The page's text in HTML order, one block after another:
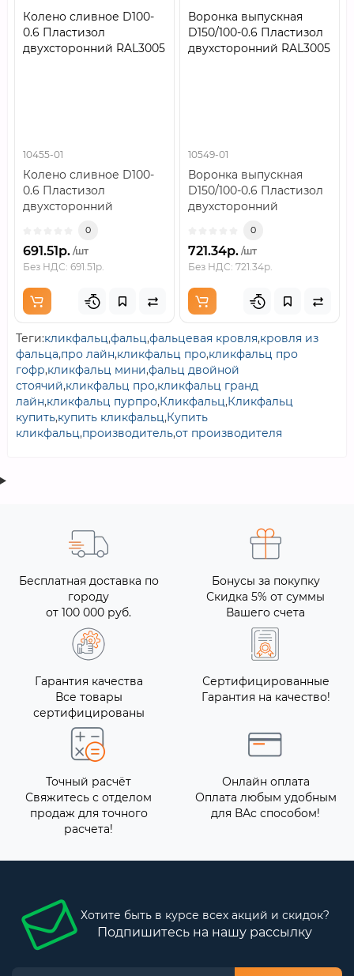
Колено сливное D100-
0.6 Пластизол
двухсторонний RAL3005
10455-01
Колено сливное D100-
0.6 Пластизол
двухсторонний
0
691.51р. /шт
Без НДС: 691.51р.
Воронка выпускная
D150/100-0.6 Пластизол
двухсторонний RAL3005
10549-01
Воронка выпускная
D150/100-0.6 Пластизол
двухсторонний
0
721.34р. /шт
Без НДС: 721.34р.
Теги:кликфальц,фальц,фальцевая кровля,кровля из
фальца,про лайн,кликфальц про,кликфальц про
гофр,кликфальц мини,фальц двойной
стоячий,кликфальц про,кликфальц гранд
лайн,кликфальц пурпро,Кликфальц,Кликфальц
купить,купить кликфальц,Купить
кликфальц,производитель,от производителя
Бесплатная доставка по
городу
от 100 000 руб.
Бонусы за покупку
Скидка 5% от суммы
Вашего счета
Гарантия качества
Все товары
сертифицированы
Сертифицированные
Гарантия на качество!
Точный расчёт
Свяжитесь с отделом
продаж для точного
расчета!
Онлайн оплата
Оплата любым удобным
для ВАс способом!
Хотите быть в курсе всех акций и скидок?
Подпишитесь на нашу рассылку